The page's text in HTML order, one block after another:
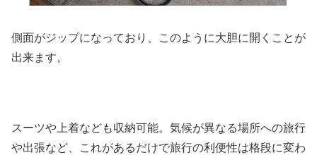
側面がジップになっており、このように大胆に開くことが
出来ます。
スーツや上着なども収納可能。気候が異なる場所への旅行
や出張など、これがあるだけで旅行の利便性は格段に変わ